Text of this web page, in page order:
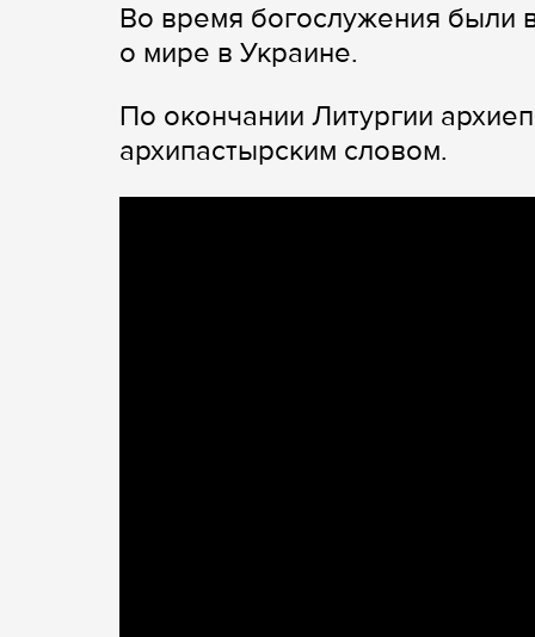
Во время богослужения были
о мире в Украине.
По окончании Литургии
архипастырским словом.